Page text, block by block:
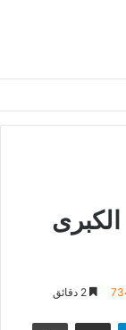
الكبرى
تيلقرام مشاركة عبر البريد طباعة